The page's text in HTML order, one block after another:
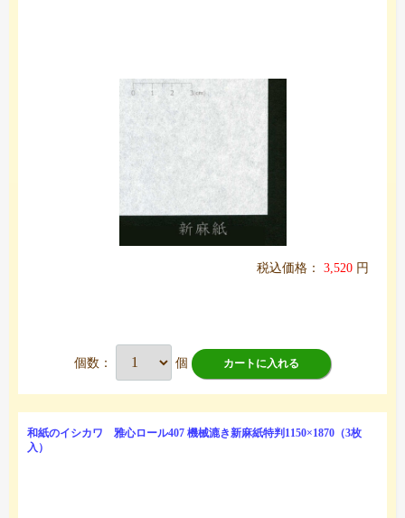
税込価格： 3,520 円
個数： 個 カートに入れる
和紙のイシカワ 雅心ロール407 機械漉き新麻紙特判1150×1870（3枚
入）